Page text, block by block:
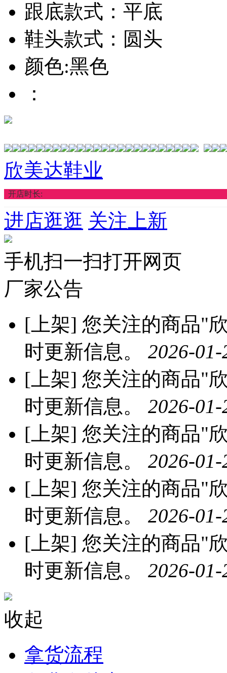
跟底款式：平底
鞋头款式：圆头
颜色:黑色
：
欣美达鞋业
开店时长:
进店逛逛 关注上新
手机扫一扫打开网页
厂家公告
[上架] 您关注的商品"
时更新信息。 2026-
[上架] 您关注的商品"
时更新信息。 2026-
[上架] 您关注的商品"
时更新信息。 2026-
[上架] 您关注的商品"
时更新信息。 2026-
[上架] 您关注的商品"
时更新信息。 2026-
收起
拿货流程